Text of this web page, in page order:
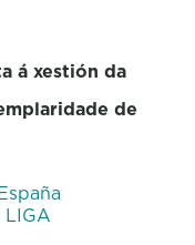
á xestión da
de
LIGA